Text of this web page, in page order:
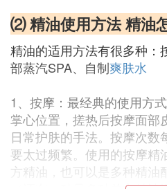
⑵ 精油使用方法 精油
精油的适用方法有很多种：
部蒸汽SPA、自制爽肤水
1、按摩：最经典的使用方
掌心位置，搓热后按摩面部
日常护肤的手法。按摩次
要太过频繁。使用的按摩精
方精油，也可以是多种精油